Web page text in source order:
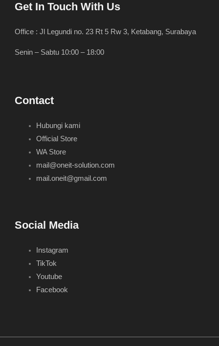
Get In Touch With Us
Office : Jl Legundi no. 23 Rt 5 Rw 3, Ketabang, Surabaya
Senin – Sabtu 10:00 – 18:00
Contact
Hubungi kami
Official Store
WA Store
mail@oneit-solution.com
mail.oneit@gmail.com
Social Media
Instagram
TikTok
Youtube
Facebook